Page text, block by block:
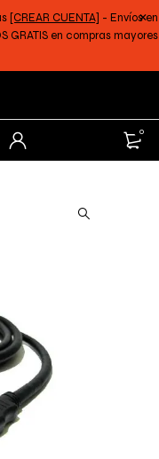
[CREAR CUENTA] - Envíos en
GRATIS en compras mayores
0